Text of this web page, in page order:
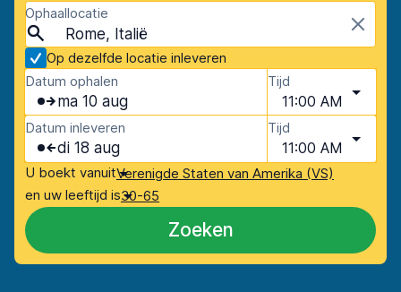
Ophaallocatie
Rome, Italië
Op dezelfde locatie inleveren
Datum ophalen
ma 10 aug
Tijd
11:00 AM
Datum inleveren
di 18 aug
Tijd
11:00 AM
U boekt vanuitVerenigde Staten van Amerika (VS)
en uw leeftijd is30-65
Zoeken